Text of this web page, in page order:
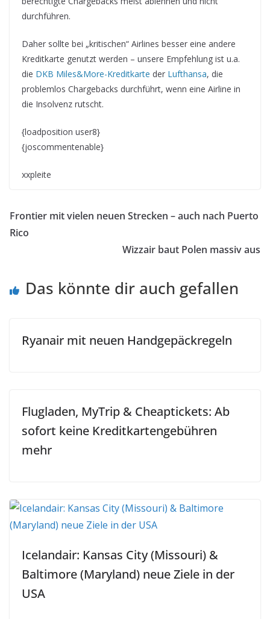
durchführen.
Daher sollte bei „kritischen“ Airlines besser eine andere
Kreditkarte genutzt werden – unsere Empfehlung ist u.a.
die DKB Miles&More-Kreditkarte der Lufthansa, die
problemlos Chargebacks durchführt, wenn eine Airline in
die Insolvenz rutscht.
{loadposition user8}
{joscommentenable}
xxpleite
Frontier mit vielen neuen Strecken – auch nach Puerto
Rico
Wizzair baut Polen massiv aus
Das könnte dir auch gefallen
Ryanair mit neuen Handgepäckregeln
Flugladen, MyTrip & Cheaptickets: Ab
sofort keine Kreditkartengebühren
mehr
Icelandair: Kansas City (Missouri) &
Baltimore (Maryland) neue Ziele in der
USA